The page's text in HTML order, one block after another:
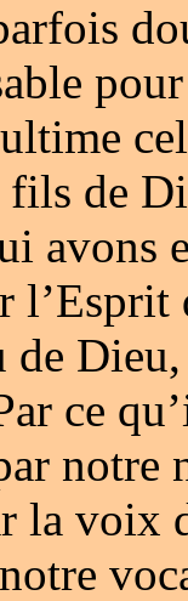
fils de
avons
l’Esprit
de
ce
notre
la voix